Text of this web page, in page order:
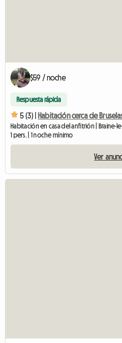
$59 / noche
Respuesta rápida
5 (3) | Habitación cerca de
Habitación en casa del anfitrión | Braine-
1 pers. | 1 noche mínimo
Ver